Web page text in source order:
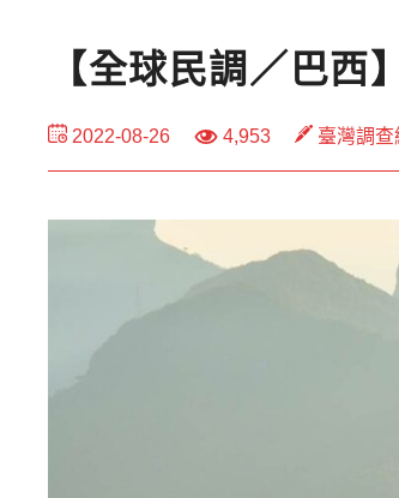
【全球民調／巴
2022-08-26 4,953 臺灣調查